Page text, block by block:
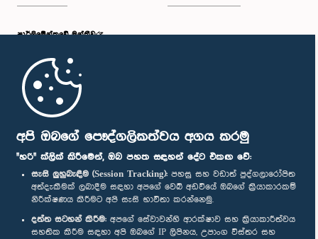
අපි ඔබගේ පෞද්ගලිකත්වය අගය කරමු
"හරි" ක්ලික් කිරීමෙන්, ඔබ පහත සඳහන් දේට එකඟ වේ:
සැසි ලුහුබැඳීම (Session Tracking): පහසු සහ වඩාත් පුද්ගලාරෝපිත
අත්දැකීමක් ලබාදීම සඳහා අපගේ වෙබ් අඩවියේ ඔබගේ ක්‍රියාකාරකම්
නිරීක්ෂණය කිරීමට අපි සැසි භාවිතා කරන්නෙමු.
දත්ත සටහන් කිරීම: අපගේ සේවාවන්හි ආරක්ෂාව සහ ක්‍රියාකාරීත්වය
සහතික කිරීම සඳහා අපි ඔබගේ IP ලිපිනය, උපාංග විස්තර සහ
පාර්ලි‌මේන්තුවේ මන්ත්‍රීවරු
මුල් පිටුව
පාර්ලිමේන්තු ජංගම යෙදුම
අප හා සම්බන්ධ වී සිටින්න :